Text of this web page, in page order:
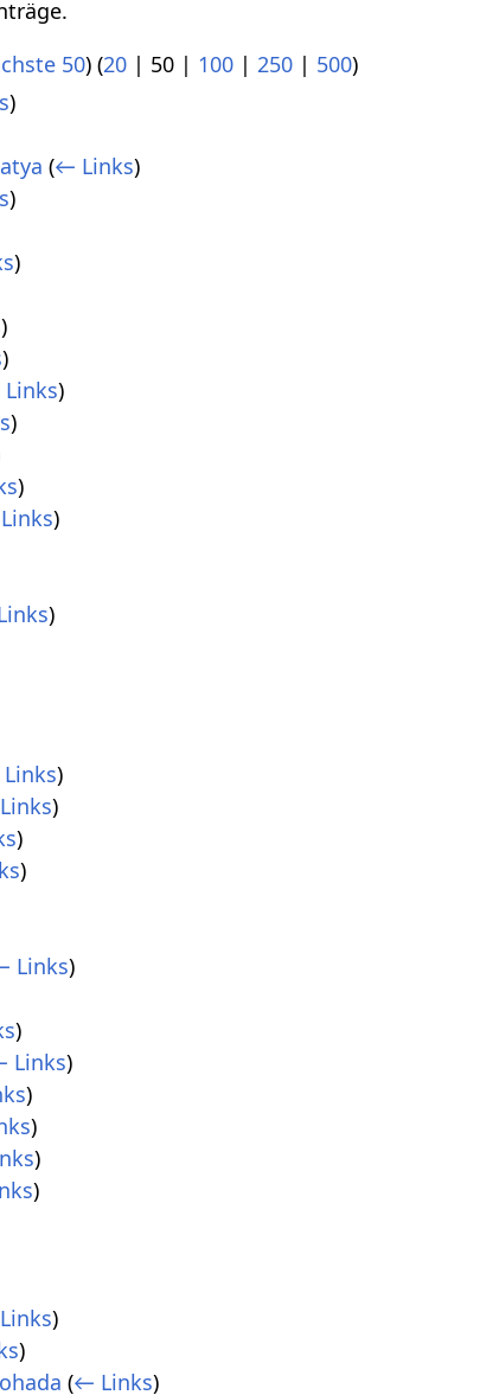
50) (20 | 50 | 100 |250 | 500)
)
(← Links)
)
)
)
)
)
)
)
)
)
)
)
)
)
Links)
)
Links)
)
)
)
)
)
)
(← Links)